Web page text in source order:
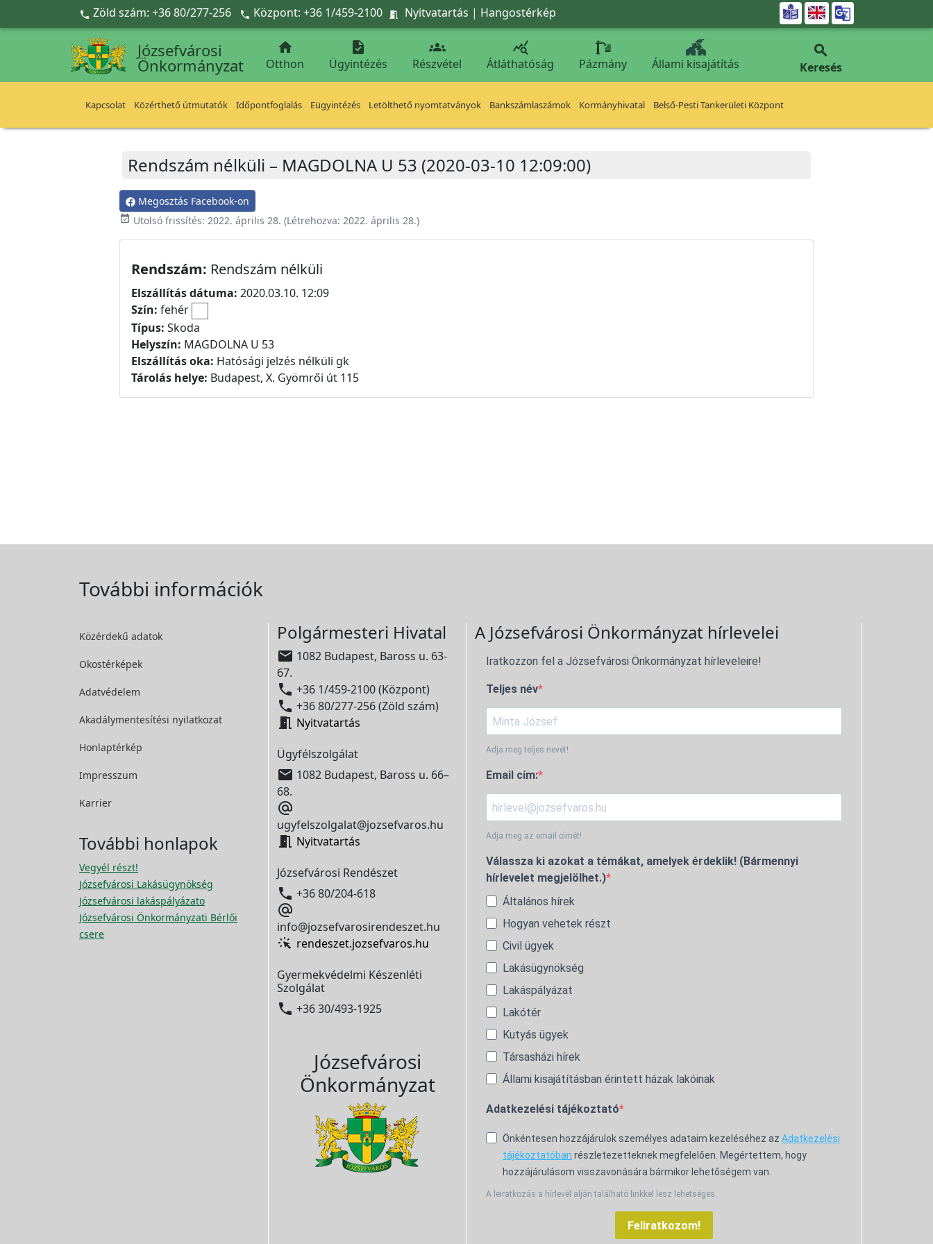
Ugrás a fő tartalomra
 Zöld szám: +36 80/277-256  Központ: +36 1/459-2100  Nyitvatartás | Hangostérkép 
Józsefvárosi
Önkormányzat

Otthon

Ügyintézés

Részvétel

Átláthatóság Pázmány Állami kisajátítás

Keresés
Kapcsolat Közérthető útmutatók Időpontfoglalás Eügyintézés Letölthető nyomtatványok Bankszámlaszámok Kormányhivatal Belső-Pesti Tankerületi Központ
Rendszám nélküli – MAGDOLNA U 53 (2020-03-10 12:09:00)
Megosztás Facebook-on
event_available Utolsó frissítés: 2022. április 28. (Létrehozva: 2022. április 28.)
Rendszám: Rendszám nélküli
Elszállítás dátuma: 2020.03.10. 12:09
Szín: fehér
Típus: Skoda
Helyszín: MAGDOLNA U 53
Elszállítás oka: Hatósági jelzés nélküli gk
Tárolás helye: Budapest, X. Gyömrői út 115
További információk
Közérdekű adatok
Okostérképek
Adatvédelem
Akadálymentesítési nyilatkozat
Honlaptérkép
Impresszum
Karrier
További honlapok
Vegyél részt!
Józsefvárosi Lakásügynökség
Józsefvárosi lakáspályázato
Józsefvárosi Önkormányzati Bérlői
csere
Polgármesteri Hivatal
 1082 Budapest, Baross u. 63-
67.
 +36 1/459-2100 (Központ)
 +36 80/277-256 (Zöld szám)
 Nyitvatartás
Ügyfélszolgálat
 1082 Budapest, Baross u. 66–
68.

ugyfelszolgalat@jozsefvaros.hu
 Nyitvatartás
Józsefvárosi Rendészet
 +36 80/204-618

info@jozsefvarosirendeszet.hu
rendeszet.jozsefvaros.hu
Gyermekvédelmi Készenléti
Szolgálat
 +36 30/493-1925
Józsefvárosi
Önkormányzat
A Józsefvárosi Önkormányzat hírlevelei
Iratkozzon fel a Józsefvárosi Önkormányzat hírleveleire!
Teljes név
Adja meg teljes nevét!
Email cím:
Adja meg az email címét!
Válassza ki azokat a témákat, amelyek érdeklik! (Bármennyi
hírlevelet megjelölhet.)
Általános hírek
Hogyan vehetek részt
Civil ügyek
Lakásügynökség
Lakáspályázat
Lakótér
Kutyás ügyek
Társasházi hírek
Állami kisajátításban érintett házak lakóinak
Adatkezelési tájékoztató
Önkéntesen hozzájárulok személyes adataim kezeléséhez az Adatkezelési
tájékoztatóban részletezetteknek megfelelően. Megértettem, hogy
hozzájárulásom visszavonására bármikor lehetőségem van.
A leiratkozás a hírlevél alján található linkkel lesz lehetséges.
Feliratkozom!